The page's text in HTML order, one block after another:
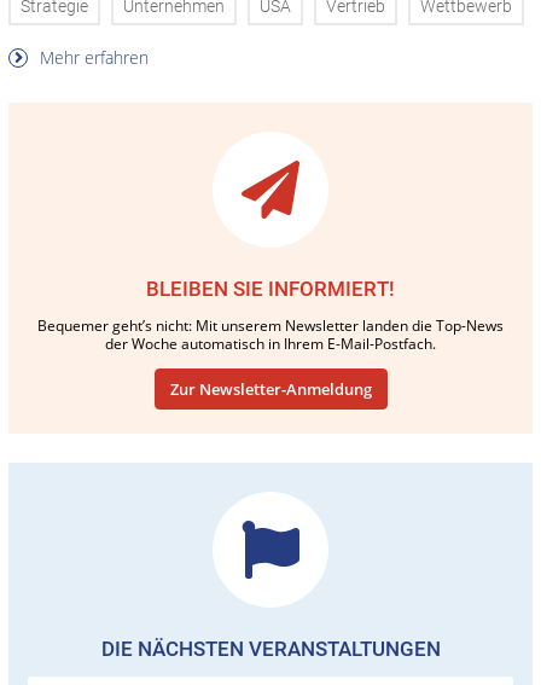
Strategie Unternehmen USA Vertrieb Wettbewerb
Mehr erfahren
BLEIBEN SIE INFORMIERT!
Bequemer geht’s nicht: Mit unserem Newsletter landen die Top-News
der Woche automatisch in Ihrem E-Mail-Postfach.
Zur Newsletter-Anmeldung
DIE NÄCHSTEN VERANSTALTUNGEN